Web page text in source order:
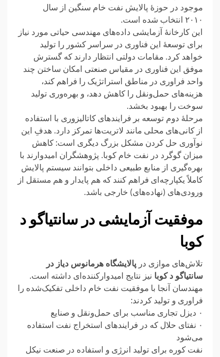
موجود در حوزهٔ پالایش نفت خام سنگین از سال
۲۰۱۰ انتخاب شده است.
این کارخانهٔ آزمایشی داده‌های مهندسی حیاتی مورد نیاز
برای توسعهٔ این فناوری در سراسر کشور را تولید
خواهد کرد. مقامات دولتی انتظار دارند که گسترش
موفق این فناوری در مقیاس صنعتی امکان ساختن چند
واحد فراوری در مناطق استراتژیک را فراهم کند،
هزینه‌های حمل‌ونقل را کاهش دهد، و بهره‌وری تولید
سوخت را بهبود بخشد.
مرحلهٔ دوم توسعه بر فرایندهای کاتالیزوری با استفاده
از کانی‌های محلی مانند لاتریت‌ها تمرکز دارد. هدفِ این
نوآوری حل کردن مشکل بزرگ دیگری است: کاهش
میزان گوگرد در نفت خام کوبا. پژوهشگران امیدوارند با
بهره‌گیری از منابع طبیعی داخلی بتوانند سیستم پالایش
کاملاً یکپارچه‌ای فراهم کنند که هم پایدار و هم مستقل از
ورودی‌های (نهاده‌های) خارجی باشد.
موفقیت آزمایشی در سانتیاگو د
کوبا
تلاش‌های موازی در پالایشگاه هرمانوس دیاز در
سانتیاگو د کوبا نیز نتایج امیدوارکننده‌ای داشته است.
مهندسان آنجا با موفقیت نفت خام داخلی تفکیک‌شده را
فراوری و تولید کردند:
۰ دیزل تجاری مناسب برای حمل‌ونقل و صنایع
۰ نفتای حلال که در فرایندهای استخراج نفت استفاده
می‌شود
نفت کوره برای تولید انرژی و استفاده در صنعت نیکل